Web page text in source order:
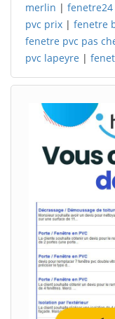
merlin | fenetre24
pvc prix | fenetre
fenetre pvc pas
pvc lapeyre |